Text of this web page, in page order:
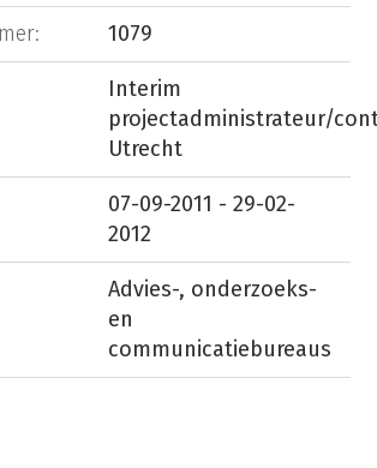
1079
Interim
projectadministrateur/
Utrecht
07-09-2011 - 29-02-
2012
Advies-, onderzoeks-
en
communicatiebureaus